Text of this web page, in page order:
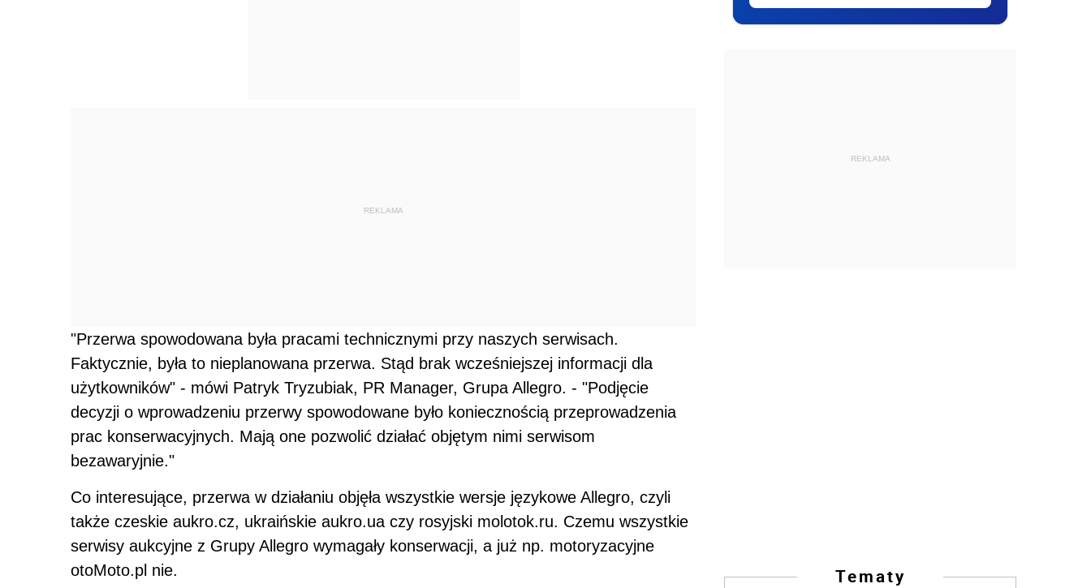
REKLAMA
"Przerwa spowodowana była pracami technicznymi przy naszych serwisach.
Faktycznie, była to nieplanowana przerwa. Stąd brak wcześniejszej informacji dla
użytkowników" - mówi Patryk Tryzubiak, PR Manager, Grupa Allegro. - "Podjęcie
decyzji o wprowadzeniu przerwy spowodowane było koniecznością przeprowadzenia
prac konserwacyjnych. Mają one pozwolić działać objętym nimi serwisom
bezawaryjnie."
Co interesujące, przerwa w działaniu objęła wszystkie wersje językowe Allegro, czyli
także czeskie aukro.cz, ukraińskie aukro.ua czy rosyjski molotok.ru. Czemu wszystkie
serwisy aukcyjne z Grupy Allegro wymagały konserwacji, a już np. motoryzacyjne
otoMoto.pl nie.
REKLAMA
Tematy